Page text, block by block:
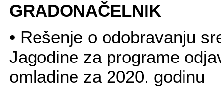
GRADONAČELNIK
• Rešenje o odobravanju
Jagodine za programe
omladine za 2020. godinu